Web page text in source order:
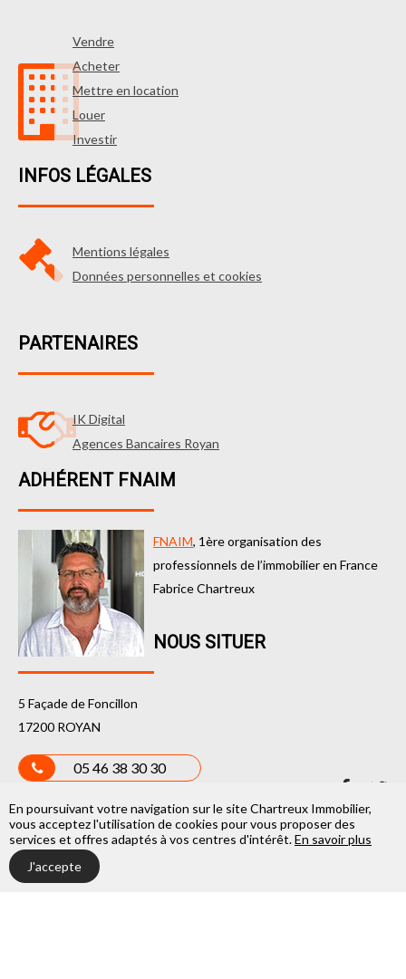
Vendre
Acheter
Mettre en location
Louer
Investir
INFOS LÉGALES
Mentions légales
Données personnelles et cookies
PARTENAIRES
IK Digital
Agences Bancaires Royan
ADHÉRENT FNAIM
FNAIM, 1ère organisation des
professionnels de l’immobilier en France
Fabrice Chartreux
NOUS SITUER
5 Façade de Foncillon
17200 ROYAN
05 46 38 30 30
COPYRIGHT © 2011 - 2026,
TOUS DROITS RÉSERVÉS
J'accepte
En poursuivant votre navigation sur le site Chartreux Immobilier,
vous acceptez l'utilisation de cookies pour vous proposer des
services et offres adaptés à vos centres d'intérêt.En savoir plus